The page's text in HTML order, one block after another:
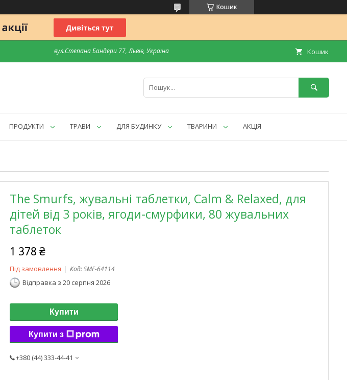
Кошик
вул.Степана Бандери 77, Львів, Україна Кошик
ПРОДУКТИ ТРАВИ ДЛЯ БУДИНКУ ТВАРИНИ АКЦІЯ
The Smurfs, жувальні таблетки, Calm & Relaxed, для
дітей від 3 років, ягоди-смурфики, 80 жувальних
таблеток
1 378 ₴
Під замовлення Код:SMF-64114
Відправка з 20 серпня 2026
Купити
Купити з
+380 (44) 333-44-41